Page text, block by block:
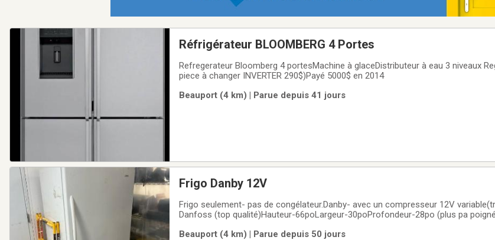
Réfrigérateur BLOOMBERG 4 Portes
Refregerateur Bloomberg 4 portesMachine à glaceDistributeur à eau 3 niveaux
piece à changer INVERTER 290$)Payé 5000$ en 2014
Beauport (4 km) | Parue depuis 41 jours
Frigo Danby 12V
Frigo seulement- pas de congélateur.Danby- avec un compresseur 12V
Danfoss (top qualité)Hauteur-66poLargeur-30poProfondeur-28po (plus pa
Beauport (4 km) | Parue depuis 50 jours